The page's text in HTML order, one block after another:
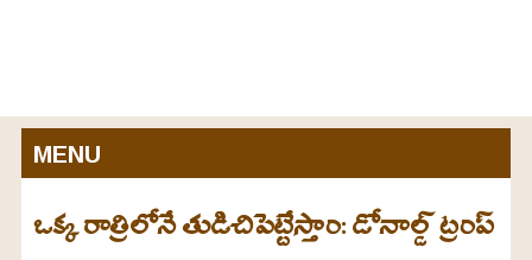
MENU
ఒక్క రాత్రిలోనే తుడిచిపెట్టేస్తాం: డోనాల్డ్ ట్రంప్